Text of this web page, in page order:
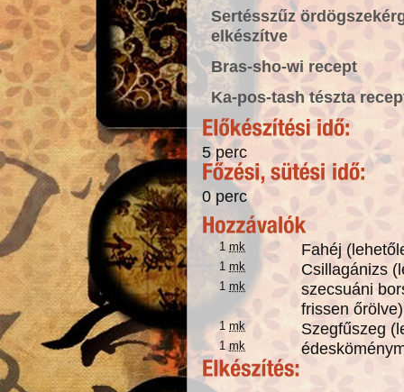
Sertésszűz
elkészítve
Bras-sho-wi recept
Ka-pos-tash tészta
5 perc
0 perc
1mk Fahéj
1mk Csillagánizs
1mk
szecsuáni
frissen őrölve)
1mk Szegfűszeg
1mk